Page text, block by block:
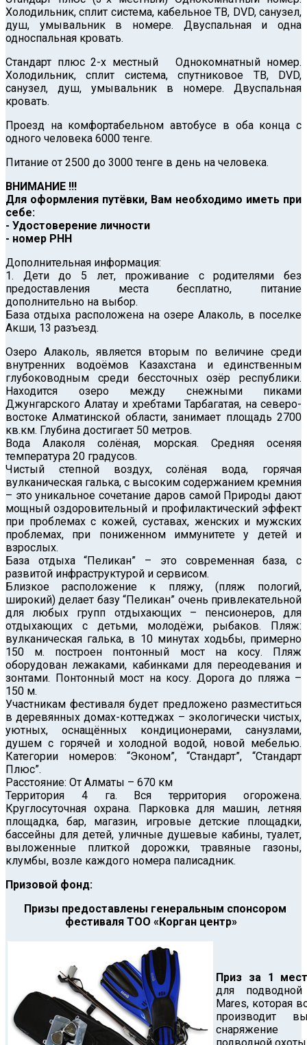
Холодильник, сплит система, кабельное ТВ, DVD, санузел,
душ, умывальник в номере. Двуспальная и одна
односпальная кровать.
Стандарт плюс 2-х местный Однокомнатный номер.
Холодильник, сплит система, спутниковое ТВ, DVD,
санузел, душ, умывальник в номере. Двуспальная
кровать.
Проезд на комфортабельном автобусе в оба конца с
одного человека 6000 тенге.
Питание от 2500 до 3000 тенге в день на человека.
ВНИМАНИЕ !!!
Для оформления путёвки, Вам необходимо иметь при
себе:
- Удостоверение личности
- номер РНН
Дополнительная информация:
1. Дети до 5 лет, проживание с родителями без
предоставления места бесплатно, питание
дополнительно на выбор.
База отдыха расположена на озере Алаколь, в поселке
Акши, 13 разъезд.
Озеро Алаколь, является вторым по величине среди
внутренних водоёмов Казахстана и единственным
глубоководным среди бессточных озёр республики.
Находится озеро между снежными пиками
Джунгарского Алатау и хребтами Тарбагатая, на северо-
востоке Алматинской области, занимает площадь 2700
кв.км. Глубина достигает 50 метров.
Вода Алаколя солёная, морская. Cредняя осеняя
температура 20 градусов.
Чистый степной воздух, солёная вода, горячая
вулканическая галька, с высоким содержанием кремния
– это уникальное сочетание даров самой Природы дают
мощный оздоровительный и профилактический эффект
при проблемах с кожей, суставах, женских и мужских
проблемах, при пониженном иммунитете у детей и
взрослых.
База отдыха “Пеликан” – это современная база, с
развитой инфраструктурой и сервисом.
Близкое расположение к пляжу, (пляж пологий,
широкий) делает базу “Пеликан” очень привлекательной
для любых групп отдыхающих – пенсионеров, для
отдыхающих с детьми, молодёжи, рыбаков. Пляж:
вулканическая галька, в 10 минутах ходьбы, примерно
150 м. построен понтонный мост на косу. Пляж
оборудован лежаками, кабинками для переодевания и
зонтами. Понтонный мост на косу. Дорога до пляжа –
150 м.
Участникам фестиваля будет предложено разместиться
в деревянных домах-коттеджах – экологически чистых,
уютных, оснащённых кондиционерами, санузлами,
душем с горячей и холодной водой, новой мебелью.
Категории номеров: “Эконом”, “Стандарт”, “Стандарт
Плюс”.
Расстояние: От Алматы – 670 км
Территория 4 га. Вся территория огорожена.
Круглосуточная охрана. Парковка для машин, летняя
площадка, бар, магазин, игровые детские площадки,
бассейны для детей, уличные душевые кабины, туалет,
выложенные плиткой дорожки, травяные газоны,
клумбы, возле каждого номера палисадник.
Призовой фонд:
Призы предоставлены генеральным спонсором
фестиваля ТОО «Корган центр»
Приз за 1
для
Mares, которая
производит
снаряжение